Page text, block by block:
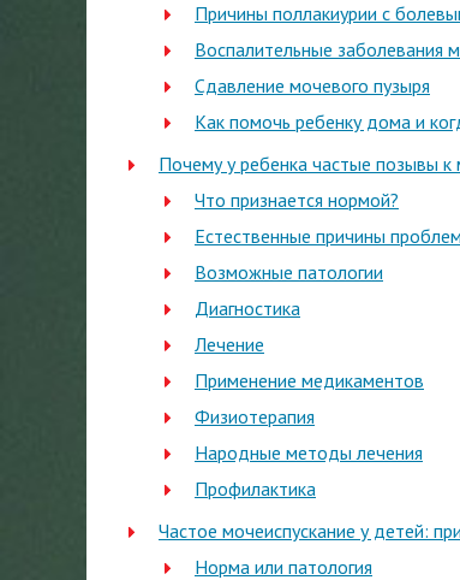
Причины поллакиурии с
Воспалительные заболевания
Сдавление мочевого пузыря
Как помочь ребенку дома и
Почему у ребенка частые позывы к
Что признается нормой?
Естественные причины
Возможные патологии
Диагностика
Лечение
Применение медикаментов
Физиотерапия
Народные методы лечения
Профилактика
Частое мочеиспускание у детей:
Норма или патология